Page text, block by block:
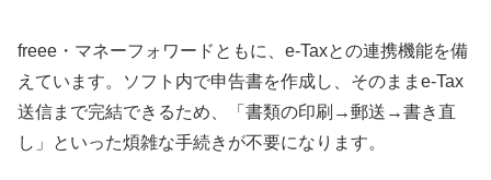
freee・マネーフォワードともに、e-Taxとの連携機能を備
えています。ソフト内で申告書を作成し、そのままe-Tax
送信まで完結できるため、「書類の印刷→郵送→書き直
し」といった煩雑な手続きが不要になります。